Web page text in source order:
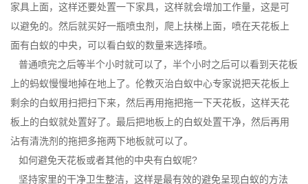
家具上面，这样还要处置一下家具，这样就会增加工作量，这是可
以避免的。然后就买好一瓶喷虫剂，爬上扶梯上面，喷在天花板上
面有白蚁的中央，可以看白蚁的数量来选择喷。
普通喷完之后等半个小时就可以了，半个小时之后可以看到天花板
上的蚂蚁慢慢地掉在地上了。伦教灭治白蚁中心专家说把天花板上
剩余的白蚁用扫把扫下来，然后再用拖把拖一下天花板，这样天花
板上的白蚁就处置好了。最后把地板上的白蚁处置干净，然后再用
沾有清洗剂的拖把多拖两下地板就可以了。
如何避免天花板或者其他的中央有白蚁呢?
坚持家里的干净卫生整洁，这样是最有效的避免呈现白蚁的方法